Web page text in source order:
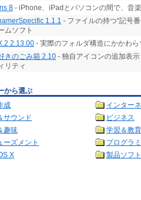
8 - iPhone、iPadとパソコンの間で、音
1.1.1 - ファイルの持つ“記号
ムソフト
2.13.00 - 実際のフォルダ構造にかかわ
きのごみ箱 2.10 - 独自アイコンの追加表
リティ
から選ぶ
成
インター
サウンド
ビジネス
趣味
学習＆教育
ーズメント
プログラ
X
製品ソフ